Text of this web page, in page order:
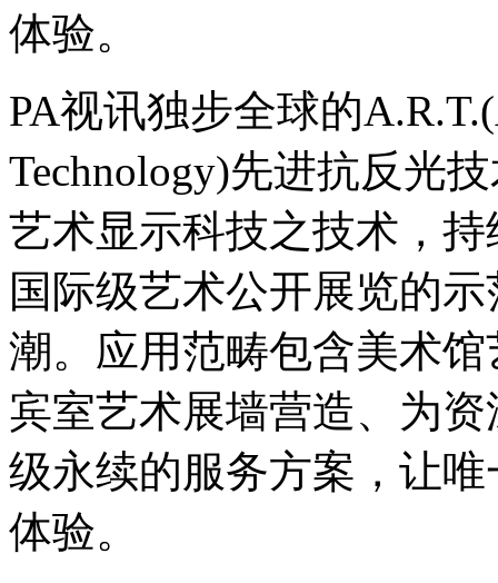
体验。
PA视讯独步全球的
Technology)先进抗反光技
艺术显示科技之技术，
国际级艺术公开展览的示
潮。应用范畴包含美术馆
宾室艺术展墙营造、为
级永续的服务方案，
体验。